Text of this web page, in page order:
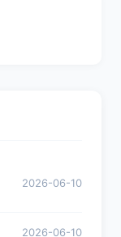
2026-06-10
2026-06-10